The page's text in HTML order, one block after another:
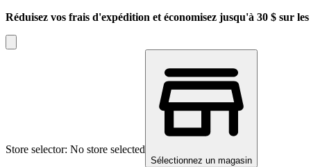
Réduisez vos frais d'expédition et économisez jusqu'à 30 $ sur
Store selector: No store selected
Sélectionnez un magasin